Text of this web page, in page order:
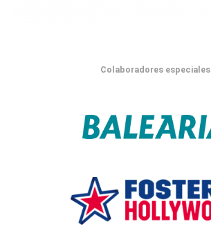
Colaboradores especiales